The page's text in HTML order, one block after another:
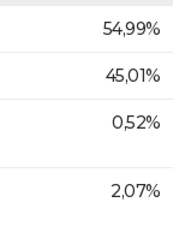
54,99%
45,01%
0,52%
2,07%